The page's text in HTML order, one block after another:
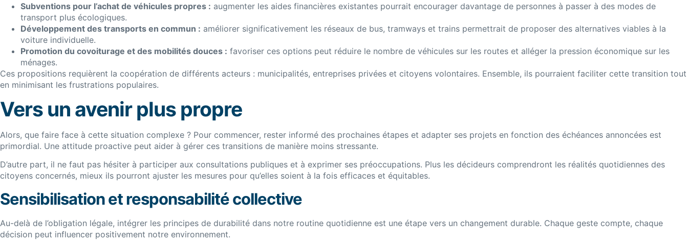
Subventions pour l’achat de véhicules propres : augmenter les aides financières existantes pourrait encourager davantage de personnes à passer à des modes de
transport plus écologiques.
Développement des transports en commun : améliorer significativement les réseaux de bus, tramways et trains permettrait de proposer des alternatives viables à la
voiture individuelle.
Promotion du covoiturage et des mobilités douces : favoriser ces options peut réduire le nombre de véhicules sur les routes et alléger la pression économique sur les
ménages.
Ces propositions requièrent la coopération de différents acteurs : municipalités, entreprises privées et citoyens volontaires. Ensemble, ils pourraient faciliter cette transition tout
en minimisant les frustrations populaires.
Vers un avenir plus propre
Alors, que faire face à cette situation complexe ? Pour commencer, rester informé des prochaines étapes et adapter ses projets en fonction des échéances annoncées est
primordial. Une attitude proactive peut aider à gérer ces transitions de manière moins stressante.
D’autre part, il ne faut pas hésiter à participer aux consultations publiques et à exprimer ses préoccupations. Plus les décideurs comprendront les réalités quotidiennes des
citoyens concernés, mieux ils pourront ajuster les mesures pour qu’elles soient à la fois efficaces et équitables.
Sensibilisation et responsabilité collective
Au-delà de l’obligation légale, intégrer les principes de durabilité dans notre routine quotidienne est une étape vers un changement durable. Chaque geste compte, chaque
décision peut influencer positivement notre environnement.